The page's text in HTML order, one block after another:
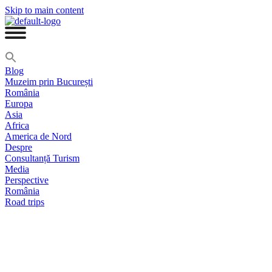
Skip to main content
Blog
Muzeim prin București
România
Europa
Asia
Africa
America de Nord
Despre
Consultanță Turism
Media
Perspective
România
Road trips